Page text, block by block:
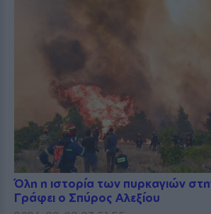
Όλη η ιστορία των πυρκαγιών
Γράφει ο Σπύρος Αλεξίου